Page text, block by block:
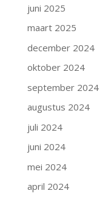
juni 2025
maart 2025
december 2024
oktober 2024
september 2024
augustus 2024
juli 2024
juni 2024
mei 2024
april 2024